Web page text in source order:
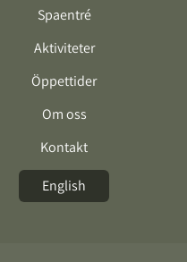
Spaentré
Aktiviteter
Öppettider
Om oss
Kontakt
English